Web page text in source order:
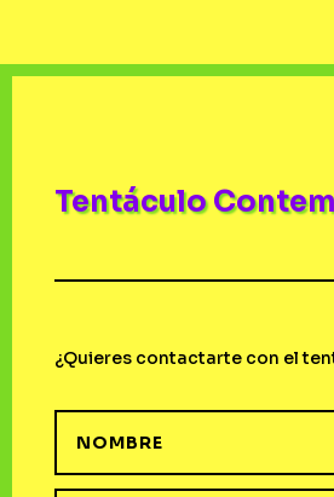
Tentáculo
¿Quieres contactarte con el